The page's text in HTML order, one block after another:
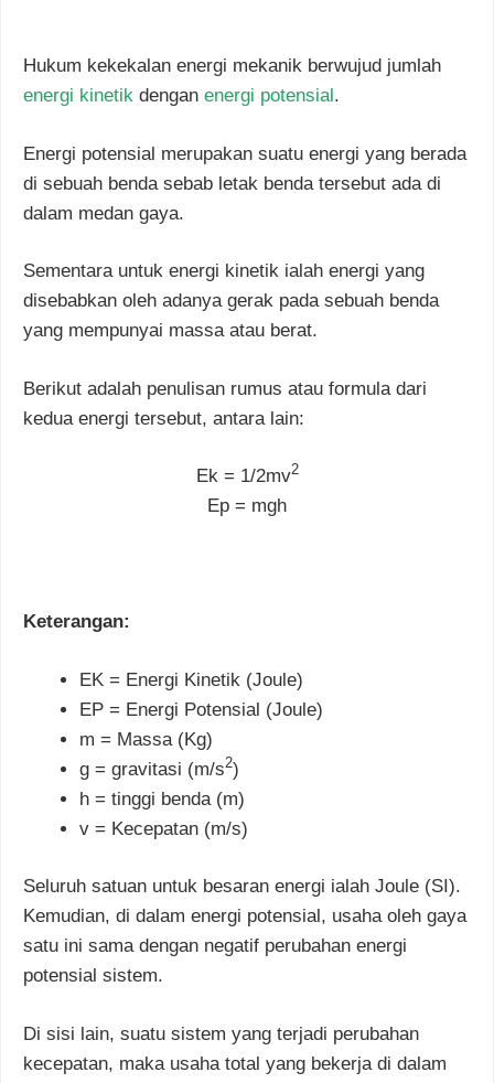
Hukum kekekalan energi mekanik berwujud jumlah
energi kinetik dengan energi potensial.
Energi potensial merupakan suatu energi yang berada
di sebuah benda sebab letak benda tersebut ada di
dalam medan gaya.
Sementara untuk energi kinetik ialah energi yang
disebabkan oleh adanya gerak pada sebuah benda
yang mempunyai massa atau berat.
Berikut adalah penulisan rumus atau formula dari
kedua energi tersebut, antara lain:
Ek = 1/2mv2
Ep = mgh
Keterangan:
EK = Energi Kinetik (Joule)
EP = Energi Potensial (Joule)
m = Massa (Kg)
g = gravitasi (m/s2)
h = tinggi benda (m)
v = Kecepatan (m/s)
Seluruh satuan untuk besaran energi ialah Joule (SI).
Kemudian, di dalam energi potensial, usaha oleh gaya
satu ini sama dengan negatif perubahan energi
potensial sistem.
Di sisi lain, suatu sistem yang terjadi perubahan
kecepatan, maka usaha total yang bekerja di dalam